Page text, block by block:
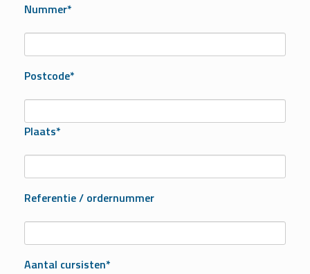
Nummer*
Postcode*
Plaats*
Referentie / ordernummer
Aantal cursisten*